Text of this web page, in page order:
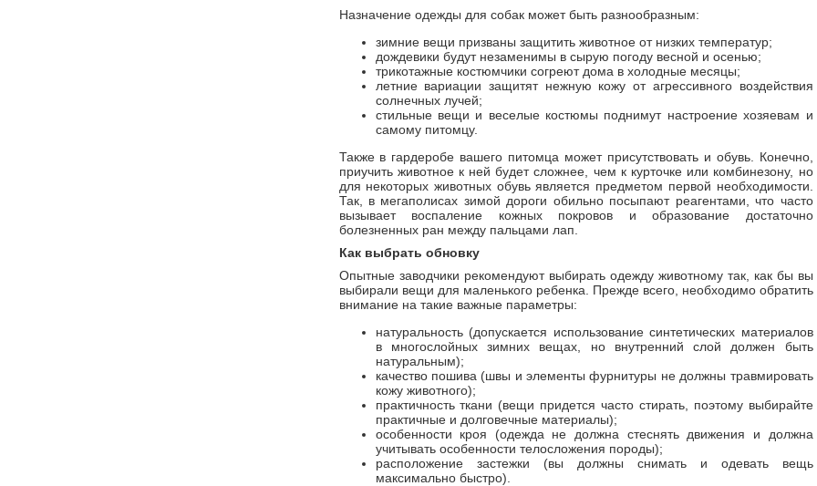
Назначение одежды для собак может быть разнообразным:
зимние вещи призваны защитить животное от низких температур;
дождевики будут незаменимы в сырую погоду весной и осенью;
трикотажные костюмчики согреют дома в холодные месяцы;
летние вариации защитят нежную кожу от агрессивного воздействия
солнечных лучей;
стильные вещи и веселые костюмы поднимут настроение хозяевам и
самому питомцу.
Также в гардеробе вашего питомца может присутствовать и обувь. Конечно,
приучить животное к ней будет сложнее, чем к курточке или комбинезону, но
для некоторых животных обувь является предметом первой необходимости.
Так, в мегаполисах зимой дороги обильно посыпают реагентами, что часто
вызывает воспаление кожных покровов и образование достаточно
болезненных ран между пальцами лап.
Как выбрать обновку
Опытные заводчики рекомендуют выбирать одежду животному так, как бы вы
выбирали вещи для маленького ребенка. Прежде всего, необходимо обратить
внимание на такие важные параметры:
натуральность (допускается использование синтетических материалов
в многослойных зимних вещах, но внутренний слой должен быть
натуральным);
качество пошива (швы и элементы фурнитуры не должны травмировать
кожу животного);
практичность ткани (вещи придется часто стирать, поэтому выбирайте
практичные и долговечные материалы);
особенности кроя (одежда не должна стеснять движения и должна
учитывать особенности телосложения породы);
расположение застежки (вы должны снимать и одевать вещь
максимально быстро).